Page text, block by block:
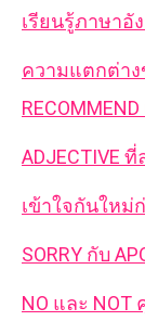
เรียนรู้ภาษาอั
ความแตกต่างข
ADJECTIVE
เข้าใจกันใหม่
SORRY กับ
NO และ